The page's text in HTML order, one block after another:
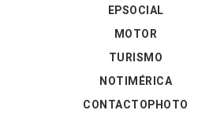
EPSOCIAL
MOTOR
TURISMO
NOTIMÉRICA
CONTACTOPHOTO